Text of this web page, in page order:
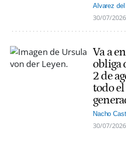
Alvarez
30/07/2026
Va a
obliga
2 de
todo
Nacho
30/07/2026